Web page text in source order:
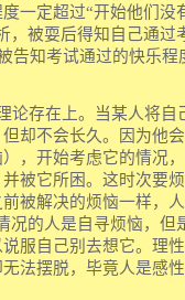
一定超过“开始他们没
，被耍后得知自己通过
告知考试通过的快乐程
论存在上。当某人将自
却不会长久。因为他
，开始考虑它的情况
被它所困。这时次要
被解决的烦恼一样，
况的人是自寻烦恼，但
服自己别去想它。理
法摆脱，毕竟人是感